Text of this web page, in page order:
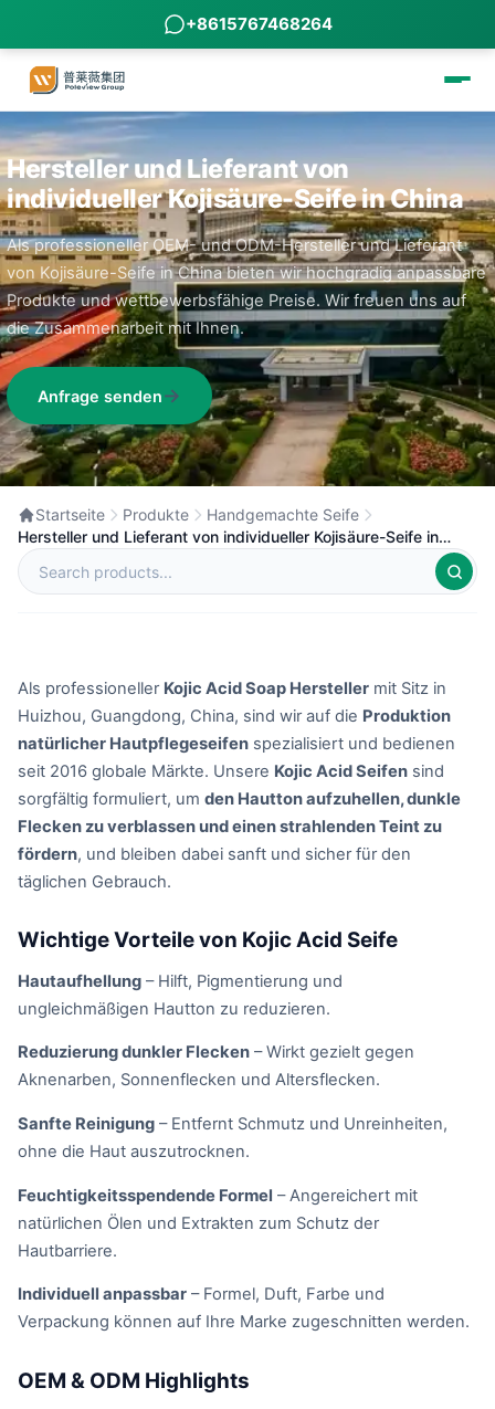
+8615767468264
Hersteller und Lieferant von
individueller Kojisäure-Seife in China
Als professioneller OEM- und ODM-Hersteller und Lieferant
von Kojisäure-Seife in China bieten wir hochgradig anpassbare
Produkte und wettbewerbsfähige Preise. Wir freuen uns auf
die Zusammenarbeit mit Ihnen.
Anfrage senden
Startseite Produkte
Handgemachte Seife
Hersteller und Lieferant von individueller Kojisäure-Seife in
China
Als professioneller Kojic Acid Soap Hersteller mit Sitz in
Huizhou, Guangdong, China, sind wir auf die Produktion
natürlicher Hautpflegeseifen spezialisiert und bedienen
seit 2016 globale Märkte. Unsere Kojic Acid Seifen sind
sorgfältig formuliert, um den Hautton aufzuhellen, dunkle
Flecken zu verblassen und einen strahlenden Teint zu
fördern, und bleiben dabei sanft und sicher für den
täglichen Gebrauch.
Wichtige Vorteile von Kojic Acid Seife
Hautaufhellung – Hilft, Pigmentierung und
ungleichmäßigen Hautton zu reduzieren.
Reduzierung dunkler Flecken – Wirkt gezielt gegen
Aknenarben, Sonnenflecken und Altersflecken.
Sanfte Reinigung – Entfernt Schmutz und Unreinheiten,
ohne die Haut auszutrocknen.
Feuchtigkeitsspendende Formel – Angereichert mit
natürlichen Ölen und Extrakten zum Schutz der
Hautbarriere.
Individuell anpassbar – Formel, Duft, Farbe und
Verpackung können auf Ihre Marke zugeschnitten werden.
OEM & ODM Highlights